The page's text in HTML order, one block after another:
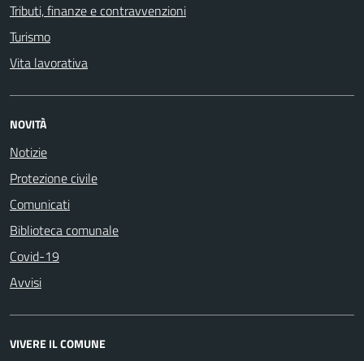
Tributi, finanze e contravvenzioni
Turismo
Vita lavorativa
NOVITÀ
Notizie
Protezione civile
Comunicati
Biblioteca comunale
Covid-19
Avvisi
VIVERE IL COMUNE